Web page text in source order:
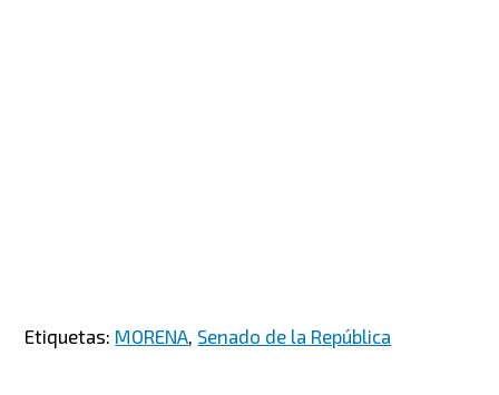
Etiquetas: MORENA, Senado de la República